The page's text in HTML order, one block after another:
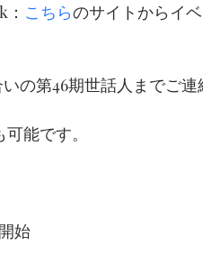
こちらのサイトからイ
の第46期世話人までご
能です。
始